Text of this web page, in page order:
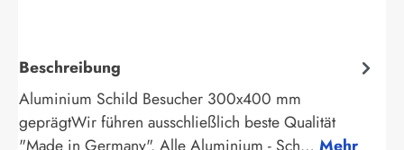
Beschreibung
Aluminium Schild Besucher 300x400 mm
geprägtWir führen ausschließlich beste Qualität